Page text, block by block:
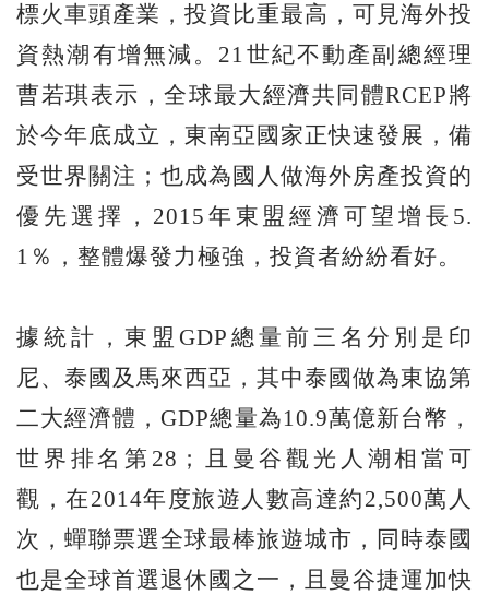
標火車頭產業，投資比重最高，可見海外投
資熱潮有增無減。21世紀不動產副總經理
曹若琪表示，全球最大經濟共同體RCEP將
於今年底成立，東南亞國家正快速發展，備
受世界關注；也成為國人做海外房產投資的
優先選擇，2015年東盟經濟可望增長5.
1％，整體爆發力極強，投資者紛紛看好。
據統計，東盟GDP總量前三名分別是印
尼、泰國及馬來西亞，其中泰國做為東協第
二大經濟體，GDP總量為10.9萬億新台幣，
世界排名第28；且曼谷觀光人潮相當可
觀，在2014年度旅遊人數高達約2,500萬人
次，蟬聯票選全球最棒旅遊城市，同時泰國
也是全球首選退休國之一，且曼谷捷運加快